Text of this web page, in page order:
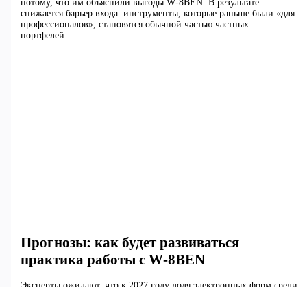
потому, что им объяснили выгоды W‑8BEN. В результате
снижается барьер входа: инструменты, которые раньше были «для
профессионалов», становятся обычной частью частных
портфелей.
Прогнозы: как будет развиваться
практика работы с W‑8BEN